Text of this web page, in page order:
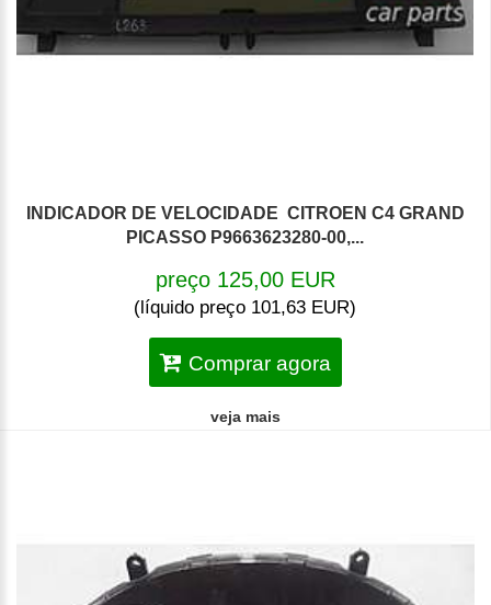
INDICADOR DE VELOCIDADE CITROEN C4 GRAND
PICASSO P9663623280-00,...
preço 125,00 EUR
(líquido preço 101,63 EUR)
Comprar agora
veja mais